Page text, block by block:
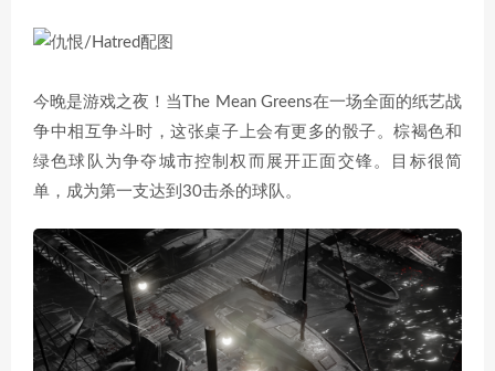
今晚是游戏之夜！当The Mean Greens在一场全面的纸艺战
争中相互争斗时，这张桌子上会有更多的骰子。棕褐色和
绿色球队为争夺城市控制权而展开正面交锋。目标很简
单，成为第一支达到30击杀的球队。